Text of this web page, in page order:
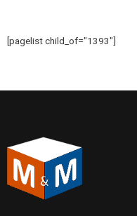
[pagelist child_of="1393"]